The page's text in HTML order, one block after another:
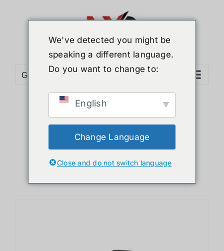
Go to...
Sort byPopularity
Show12 Products
We've detected you might be
speaking a different language.
Do you want to change to:
English
Change Language
Close and do not switch language